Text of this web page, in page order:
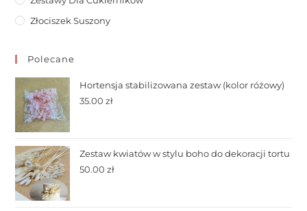
Złociszek Suszony
Polecane
Hortensja stabilizowana zestaw (kolor różowy)
35.00zł
Zestaw kwiatów w stylu boho do dekoracji tortu
50.00zł